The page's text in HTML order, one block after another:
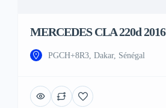
MERCEDES CLA 220d 2016
PGCH+8R3, Dakar, Sénégal